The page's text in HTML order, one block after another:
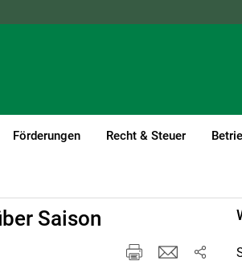
Förderungen Recht & Steuer
Saison